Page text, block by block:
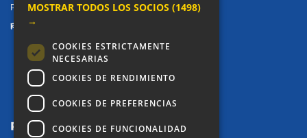
Política de Cookies
REDES SOCIALES
MOSTRAR TODOS LOS SOCIOS (1498)
→
COOKIES ESTRICTAMENTE
NECESARIAS
COOKIES DE RENDIMIENTO
COOKIES DE PREFERENCIAS
COOKIES DE FUNCIONALIDAD